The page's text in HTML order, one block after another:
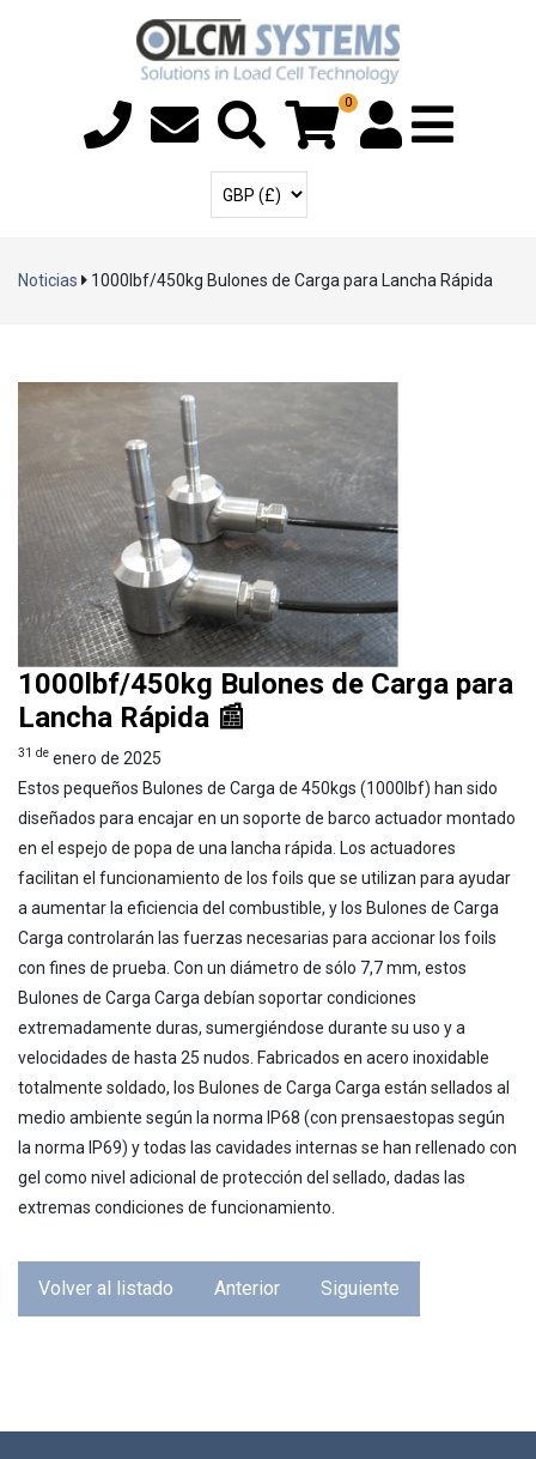
0
Cuenta deMenú
Seleccione la moneda
Noticias 1000lbf/450kg Bulones de Carga para Lancha Rápida
1000lbf/450kg Bulones de Carga para
Lancha Rápida 📰
31 de enero de 2025
Estos pequeños Bulones de Carga de 450kgs (1000lbf) han sido
diseñados para encajar en un soporte de barco actuador montado
en el espejo de popa de una lancha rápida. Los actuadores
facilitan el funcionamiento de los foils que se utilizan para ayudar
a aumentar la eficiencia del combustible, y los Bulones de Carga
Carga controlarán las fuerzas necesarias para accionar los foils
con fines de prueba. Con un diámetro de sólo 7,7 mm, estos
Bulones de Carga Carga debían soportar condiciones
extremadamente duras, sumergiéndose durante su uso y a
velocidades de hasta 25 nudos. Fabricados en acero inoxidable
totalmente soldado, los Bulones de Carga Carga están sellados al
medio ambiente según la norma IP68 (con prensaestopas según
la norma IP69) y todas las cavidades internas se han rellenado con
gel como nivel adicional de protección del sellado, dadas las
extremas condiciones de funcionamiento.
Volver al listado Anterior Siguiente